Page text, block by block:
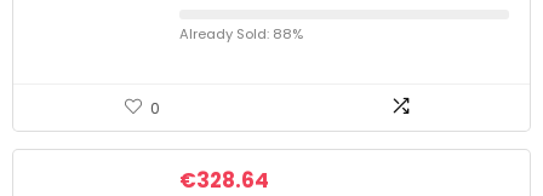
Already Sold: 88%
0
€328.64